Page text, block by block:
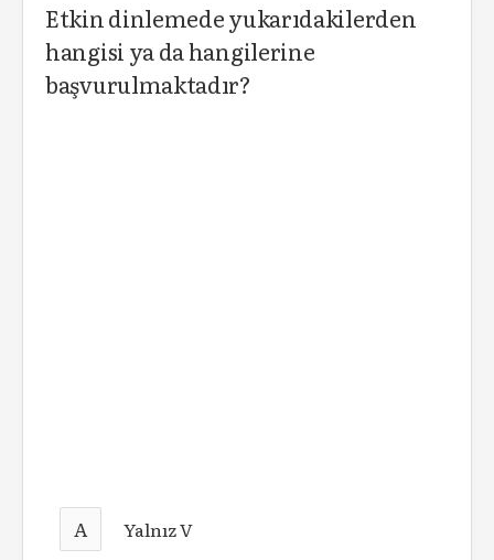
Etkin dinlemede yukarıdakilerden
hangisi ya da hangilerine
başvurulmaktadır?
A Yalnız V